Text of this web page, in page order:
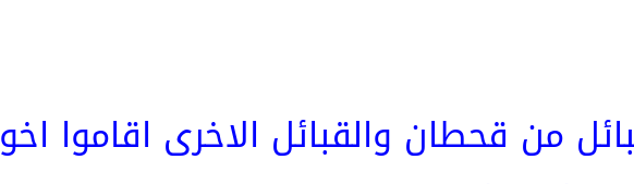
من قحطان والقبائل الاخرى اقاموا